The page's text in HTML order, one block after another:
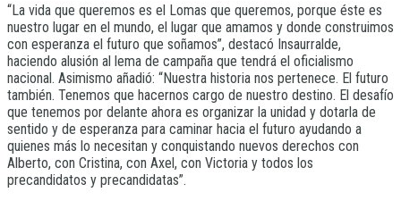
“La vida que queremos es el Lomas que queremos, porque éste es
nuestro lugar en el mundo, el lugar que amamos y donde construimos
con esperanza el futuro que soñamos”, destacó Insaurralde,
haciendo alusión al lema de campaña que tendrá el oficialismo
nacional. Asimismo añadió: “Nuestra historia nos pertenece. El futuro
también. Tenemos que hacernos cargo de nuestro destino. El desafío
que tenemos por delante ahora es organizar la unidad y dotarla de
sentido y de esperanza para caminar hacia el futuro ayudando a
quienes más lo necesitan y conquistando nuevos derechos con
Alberto, con Cristina, con Axel, con Victoria y todos los
precandidatos y precandidatas”.